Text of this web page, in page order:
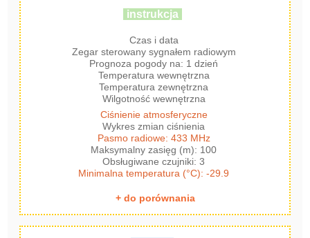
instrukcja
Czas i data
Zegar sterowany sygnałem radiowym
Prognoza pogody na: 1 dzień
Temperatura wewnętrzna
Temperatura zewnętrzna
Wilgotność wewnętrzna
Ciśnienie atmosferyczne
Wykres zmian ciśnienia
Pasmo radiowe: 433 MHz
Maksymalny zasięg (m): 100
Obsługiwane czujniki: 3
Minimalna temperatura (°C): -29.9
+ do porównania